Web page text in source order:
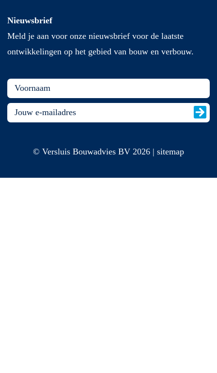
Nieuwsbrief
Meld je aan voor onze nieuwsbrief voor de laatste
ontwikkelingen op het gebied van bouw en verbouw.
© Versluis Bouwadvies BV 2026 | sitemap